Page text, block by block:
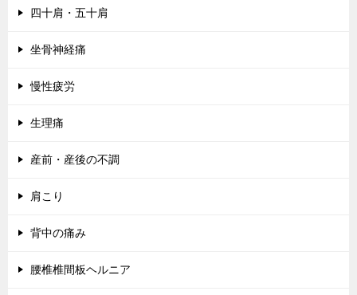
四十肩・五十肩
坐骨神経痛
慢性疲労
生理痛
産前・産後の不調
肩こり
背中の痛み
腰椎椎間板ヘルニア